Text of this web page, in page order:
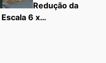
Redução da
6 x…